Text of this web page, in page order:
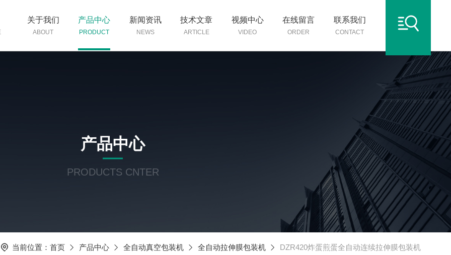
关于我们
ABOUT
产品中心
PRODUCT
新闻资讯
NEWS
技术文章
ARTICLE
视频中心
VIDEO
在线留言
ORDER
联系我们
CONTACT
产品中心
PRODUCTS CNTER
当前位置： 首页 产品中心 全自动真空包装机 全自动拉伸膜包装机 DZR420炸蛋煎蛋全自动连续拉伸膜包装机